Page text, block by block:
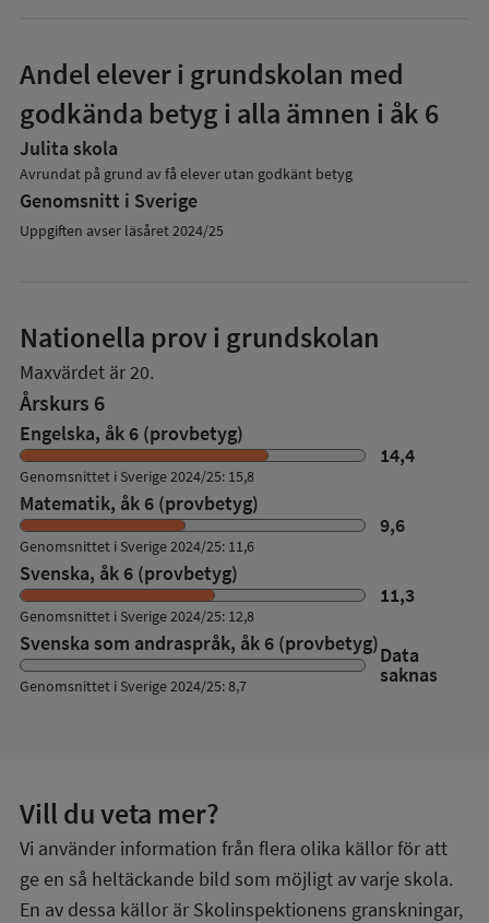
Andel elever i grundskolan med
godkända betyg i alla ämnen i åk 6
Julita skola
Avrundat på grund av få elever utan godkänt betyg
Genomsnitt i Sverige
Uppgiften avser läsåret 2024/25
Nationella prov i grundskolan
Maxvärdet är 20.
Årskurs 6
Engelska, åk 6 (provbetyg)
14,4
Genomsnittet i Sverige 2024/25: 15,8
Matematik, åk 6 (provbetyg)
9,6
Genomsnittet i Sverige 2024/25: 11,6
Svenska, åk 6 (provbetyg)
11,3
Genomsnittet i Sverige 2024/25: 12,8
Svenska som andraspråk, åk 6 (provbetyg)Data
saknas
Genomsnittet i Sverige 2024/25: 8,7
Vill du veta mer?
Vi använder information från flera olika källor för att
ge en så heltäckande bild som möjligt av varje skola.
En av dessa källor är Skolinspektionens granskningar,